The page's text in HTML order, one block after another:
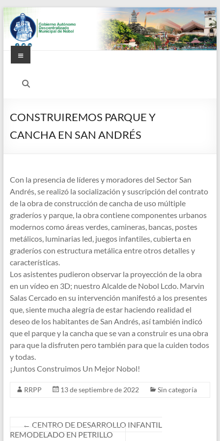
Saltar
al
contenido
Alcaldía
de
Nobol
Menú
CONSTRUIREMOS PARQUE Y
CANCHA EN SAN ANDRÉS
Con la presencia de líderes y moradores del Sector San
Andrés, se realizó la socialización y suscripción del contrato
de la obra de construcción de cancha de uso múltiple
graderíos y parque, la obra contiene componentes urbanos
modernos como áreas verdes, camineras, bancas, postes
metálicos, luminarias led, juegos infantiles, cubierta en
graderíos con estructura metálica entre otros detalles y
características.
Los asistentes pudieron observar la proyección de la obra
en un vídeo en 3D; nuestro Alcalde de Nobol Lcdo. Marvin
Salas Cercado en su intervención manifestó a los presentes
que, siente mucha alegría de estar haciendo realidad el
deseo de los habitantes de San Andrés, así también indicó
que el parque y la cancha que se van a construir es una obra
para que la disfruten pero también para que la cuiden todos
y todas.
¡Juntos Construimos Un Mejor Nobol!
RRPP 13 de septiembre de 2022 Sin categoría
← CENTRO DE DESARROLLO INFANTIL
REMODELADO EN PETRILLO